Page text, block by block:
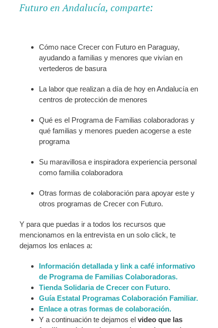
Futuro en Andalucía, comparte:
Cómo nace Crecer con Futuro en Paraguay,
ayudando a familias y menores que vivían en
vertederos de basura
La labor que realizan a día de hoy en Andalucía en
centros de protección de menores
Qué es el Programa de Familias colaboradoras y
qué familias y menores pueden acogerse a este
programa
Su maravillosa e inspiradora experiencia personal
como familia colaboradora
Otras formas de colaboración para apoyar este y
otros programas de Crecer con Futuro.
Y para que puedas ir a todos los recursos que
mencionamos en la entrevista en un solo click, te
dejamos los enlaces a:
Información detallada y link a café informativo
de Programa de Familias Colaboradoras.
Tienda Solidaria de Crecer con Futuro.
Guía Estatal Programas Colaboración Familiar.
Enlace a otras formas de colaboración.
Y a continuación te dejamos el video que las